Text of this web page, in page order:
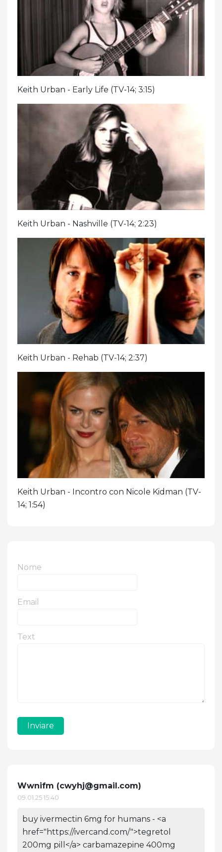
Keith Urban - Early Life (TV-14; 3:15)
Keith Urban - Nashville (TV-14; 2:23)
Keith Urban - Rehab (TV-14; 2:37)
Keith Urban - Incontro con Nicole Kidman (TV-
14; 1:54)
Nome
Email
Text
Inviare
Wwnifm (cwyhj@gmail.com)
09.01.25 15:40
buy ivermectin 6mg for humans - <a
href="https://ivercand.com/">tegretol
200mg pill</a> carbamazepine 400mg